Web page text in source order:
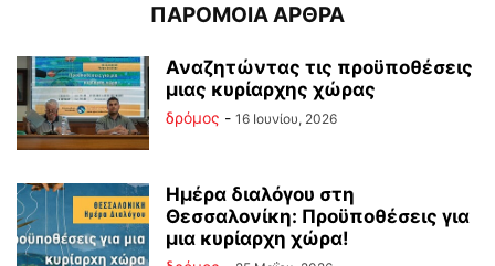
ΠΑΡΟΜΟΙΑ ΑΡΘΡΑ
Αναζητώντας τις προϋποθέσεις
μιας κυρίαρχης χώρας
δρόμος - 16 Ιουνίου, 2026
Ημέρα διαλόγου στη
Θεσσαλονίκη: Προϋποθέσεις για
μια κυρίαρχη χώρα!